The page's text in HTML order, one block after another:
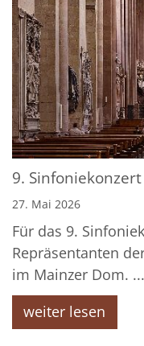
9.
27. Mai 2026
Für das 9.
Repräsentanten
im Mainzer Dom. ...
weiter lesen